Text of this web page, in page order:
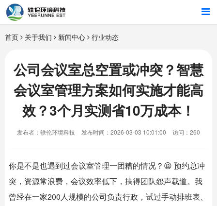
首页
行业解决方案
智能硬件
招商合作
关于我们
首页 关于我们 新闻中心 行业动态
公司会议室总空置或冲突？智慧
会议室管理方案如何实施才能高
效？3个月实测省10万成本！
发布者：轶伦环境科技 发布时间：2026-03-03 10:01:00 访问：260
你是不是也遇到过会议室管理一团糟的情况？😫 预约总冲
突，资源常浪费，会议效率低下，搞得团队怨声载道。我
曾经在一家200人规模的公司负责行政，试过手动排班表、